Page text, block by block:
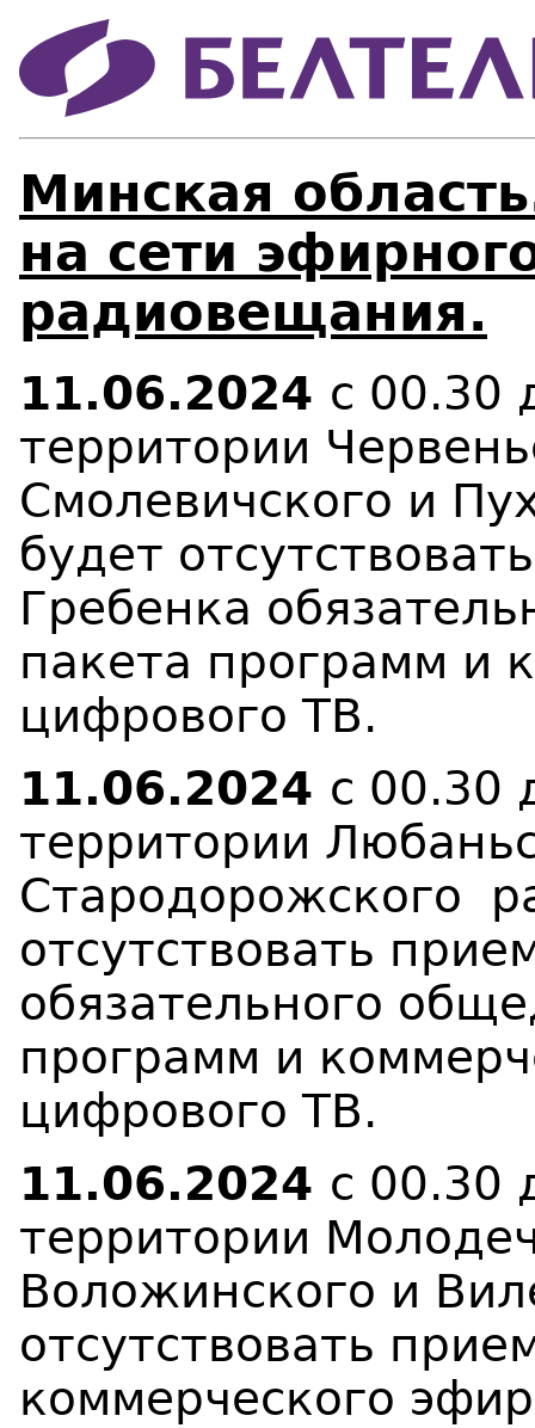
Минская
на сети
радиовещания.
11.06.2024 с 00.30
территории
Смолевичского и
будет
Гребенка
пакета программ и
цифрового ТВ.
11.06.2024 с 00.30
территории
Стародорожского
отсутствовать
обязательного
программ и
цифрового ТВ.
11.06.2024 с 00.30
территории
Воложинского и
отсутствовать
коммерческого